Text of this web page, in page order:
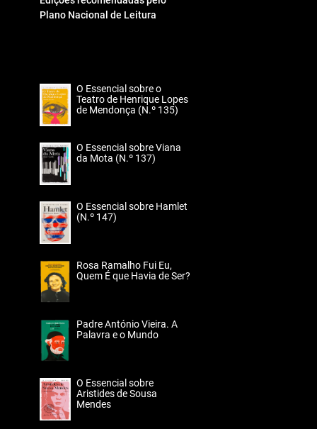
Plano Nacional de Leitura
O Essencial sobre o
Teatro de Henrique Lopes
de Mendonça (N.º 135)
O Essencial sobre Viana
da Mota (N.º 137)
O Essencial sobre Hamlet
(N.º 147)
Rosa Ramalho Fui Eu,
Quem É que Havia de Ser?
Padre António Vieira. A
Palavra e o Mundo
O Essencial sobre
Aristides de Sousa
Mendes